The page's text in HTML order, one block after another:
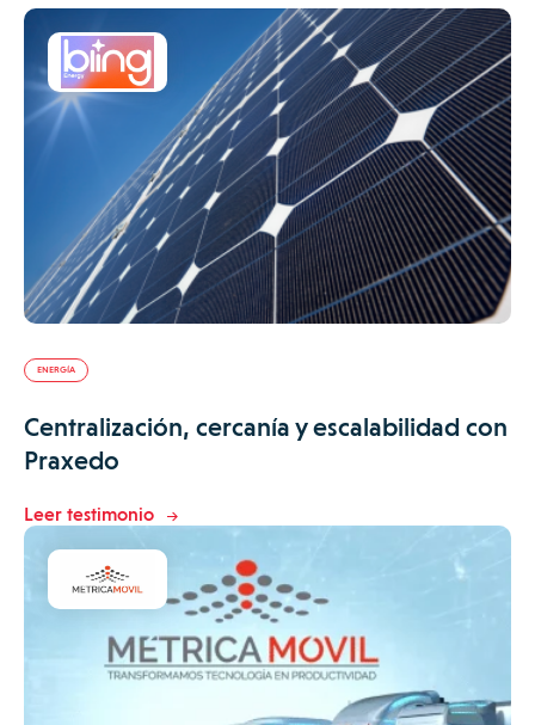
ENERGÍA
Centralización, cercanía y escalabilidad con
Praxedo
Leer testimonio